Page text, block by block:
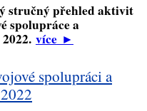
stručný přehled aktivit
spolupráce a
více►
spolupráci a